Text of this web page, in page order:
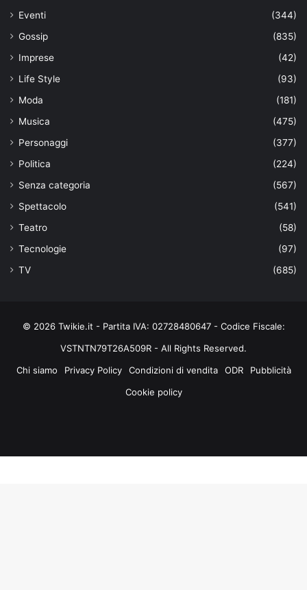
Eventi
(344)
Gossip
(835)
Imprese
(42)
Life Style
(93)
Moda
(181)
Musica
(475)
Personaggi
(377)
Politica
(224)
Senza categoria
(567)
Spettacolo
(541)
Teatro
(58)
Tecnologie
(97)
TV
(685)
© 2026 Twikie.it - Partita IVA: 02728480647 - Codice Fiscale:
VSTNTN79T26A509R - All Rights Reserved.
Chi siamo
Privacy Policy Condizioni di vendita ODR
Pubblicità
Cookie policy
Tube